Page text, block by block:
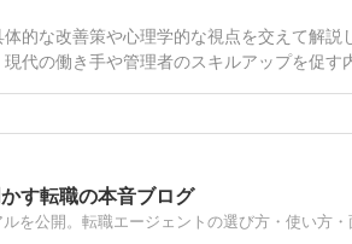
的な改善策や心理学的な視点を交えて解説
代の働き手や管理者のスキルアップを促す
す転職の本音ブログ